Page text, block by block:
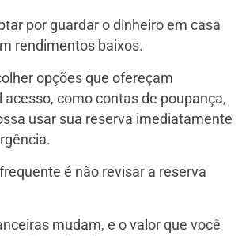
por guardar o dinheiro em casa
rendimentos baixos.
opções que ofereçam
acesso, como contas de poupança,
usar sua reserva imediatamente
é não revisar a reserva
mudam, e o valor que você